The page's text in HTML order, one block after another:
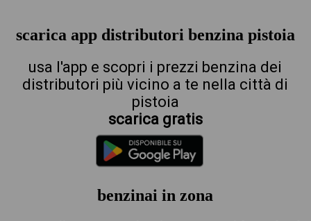
scarica app distributori benzina pistoia
usa l'app e scopri i prezzi benzina dei
distributori più vicino a te nella città di
pistoia
scarica gratis
benzinai in zona